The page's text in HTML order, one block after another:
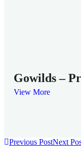
Gowilds –
View More
Previous PostNext